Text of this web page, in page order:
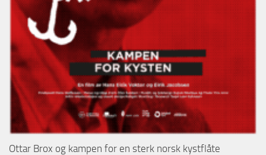
Ottar Brox og kampen for en sterk norsk kystflåte